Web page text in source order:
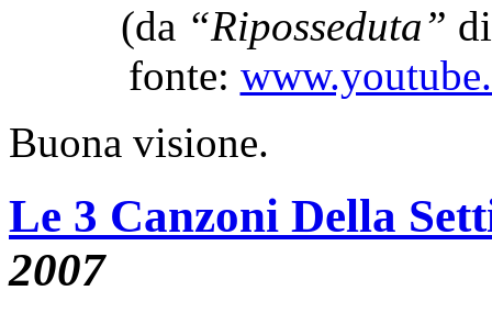
(da “Riposseduta”
fonte:
Buona visione.
Le 3 Canzoni Della
2007